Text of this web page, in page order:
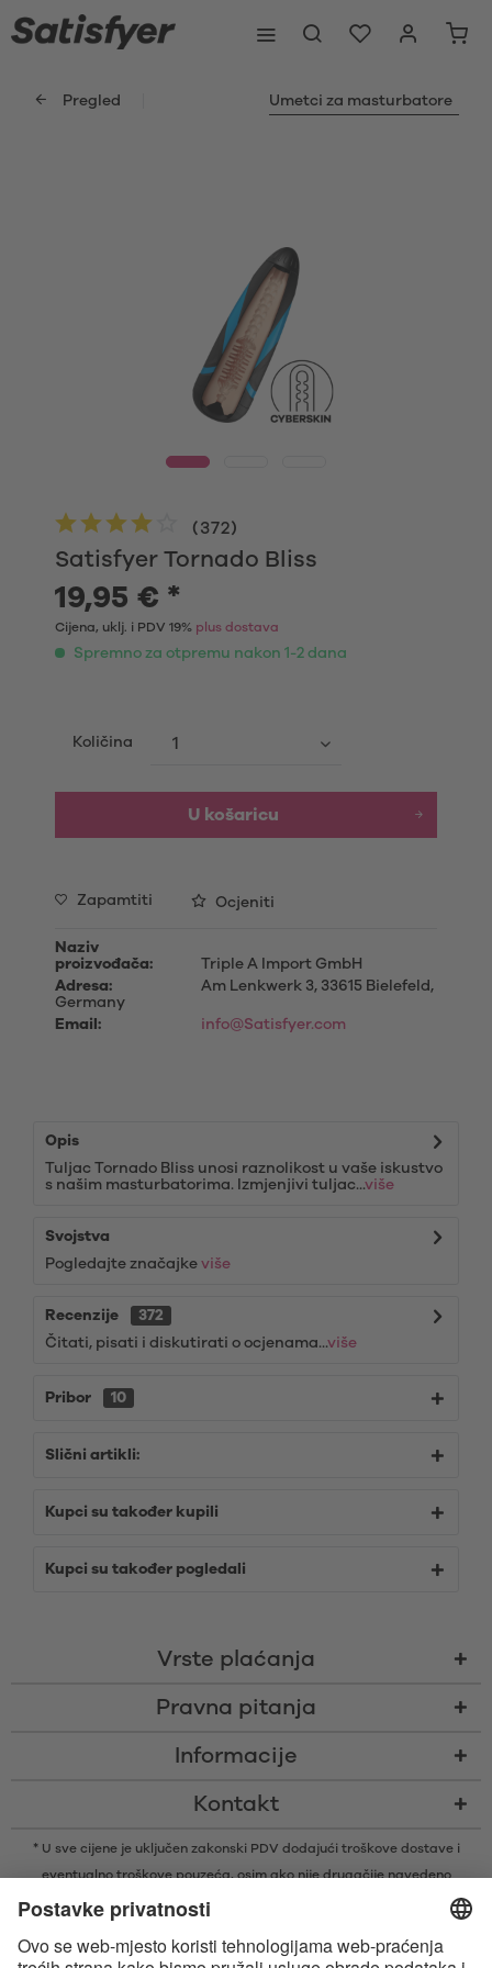
Pregled Umetci za masturbatore
Satisfyer Tornado Bliss
(372)
19,95 € *
Cijena, uklj. i PDV 19% plus dostava
Spremno za otpremu nakon 1-2 dana
Količina
U košaricu
Zapamtiti Ocjeniti
Naziv
proizvođača:
Triple A Import GmbH
Adresa:
Am Lenkwerk 3, 33615 Bielefeld,
Germany
Email:
info@Satisfyer.com
Opis
Tuljac Tornado Bliss unosi raznolikost u vaše iskustvo
s našim masturbatorima. Izmjenjivi tuljac...više
Svojstva
Pogledajte značajke više
Recenzije
372
Čitati, pisati i diskutirati o ocjenama...više
Pribor 10
Slični artikli:
Kupci su također kupili
Kupci su također pogledali
Vrste plaćanja
Pravna pitanja
Informacije
Kontakt
* U sve cijene je uključen zakonski PDV dodajući troškove dostavei
eventualno troškove pouzeća, osim ako nije drugačije navedeno
* Bluetooth® slovni znak i logotipi su registrirani žigovi u vlasništvu tvrtke
Satisfyer GmbH je pod licencom.